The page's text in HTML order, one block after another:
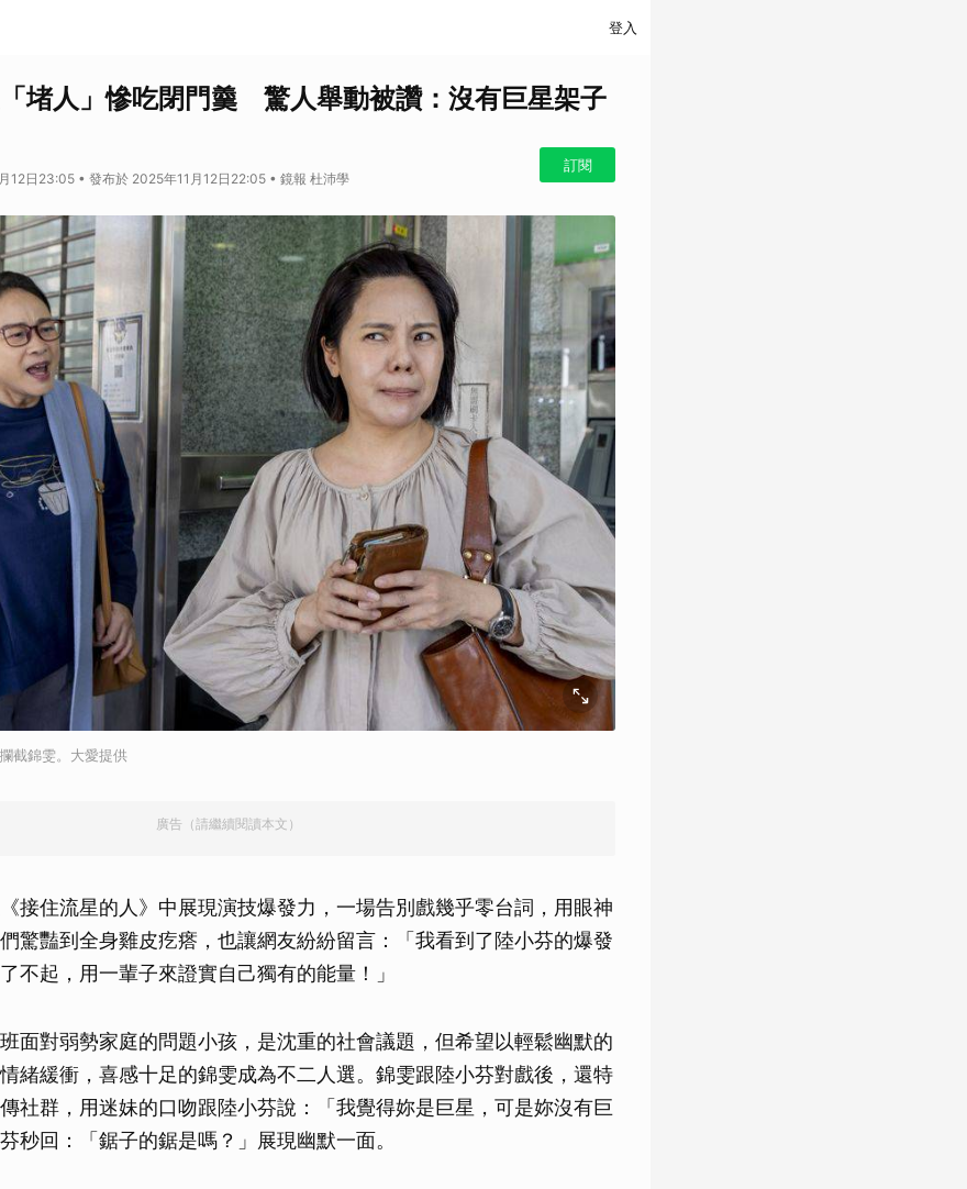
登入
堵人」慘吃閉門羹 驚人舉動被讚：沒有巨星架子
12日23:05 • 發布於 2025年11月12日22:05 • 鏡報 杜沛學
訂閱
截錦雯。大愛提供
廣告（請繼續閱讀本文）
接住流星的人》中展現演技爆發力，一場告別戲幾乎零台詞，用眼神
驚豔到全身雞皮疙瘩，也讓網友紛紛留言：「我看到了陸小芬的爆發
不起，用一輩子來證實自己獨有的能量！」
面對弱勢家庭的問題小孩，是沈重的社會議題，但希望以輕鬆幽默的
緒緩衝，喜感十足的錦雯成為不二人選。錦雯跟陸小芬對戲後，還特
社群，用迷妹的口吻跟陸小芬說：「我覺得妳是巨星，可是妳沒有巨
秒回：「鋸子的鋸是嗎？」展現幽默一面。